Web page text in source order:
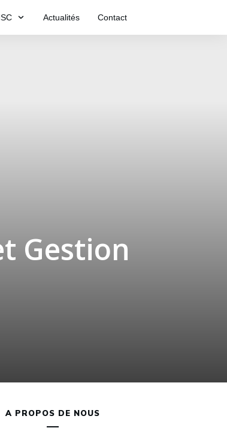
Actualités Contact
Gestion
A PROPOS DE NOUS